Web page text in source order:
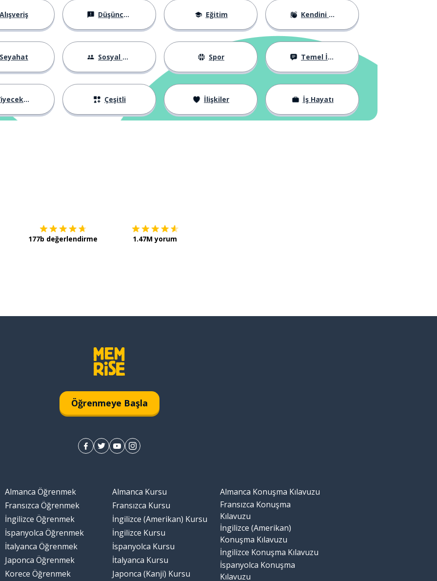
Alışveriş Düşünceler Eğitim Kendini Tanıtma
Seyahat Sosyal Hayat Spor Temel İfadeler
Çeşitli İlişkiler İş Hayatı
177b değerlendirme 1.47M yorum
Öğrenmeye Başla
Almanca Öğrenmek
Fransızca Öğrenmek
İngilizce Öğrenmek
İspanyolca Öğrenmek
İtalyanca Öğrenmek
Japonca Öğrenmek
Korece Öğrenmek
Almanca Kursu
Fransızca Kursu
İngilizce (Amerikan) Kursu
İngilizce Kursu
İspanyolca Kursu
İtalyanca Kursu
Japonca (Kanji) Kursu
Almanca Konuşma Kılavuzu
Fransızca Konuşma
Kılavuzu
İngilizce (Amerikan)
Konuşma Kılavuzu
İngilizce Konuşma Kılavuzu
İspanyolca Konuşma
Kılavuzu